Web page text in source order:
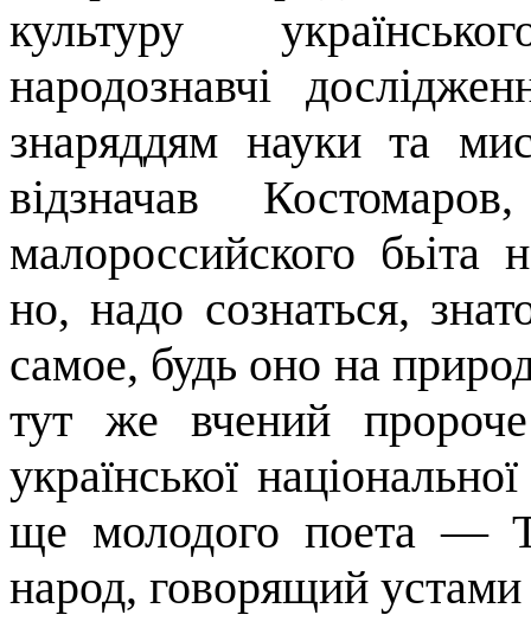
культуру
народознавчі
знаряддям науки та
відзначав
малороссийского бьіта
но,надо сознаться,
самое, будь оно на
тут же вчений
української
ще молодого поета —
народ, говорящий